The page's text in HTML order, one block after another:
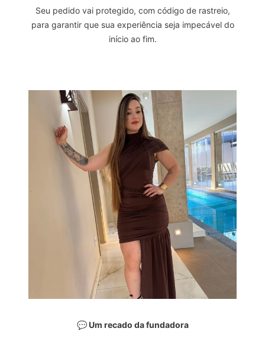
Seu pedido vai protegido, com código de rastreio,
para garantir que sua experiência seja impecável do
início ao fim.
💬 Um recado da fundadora